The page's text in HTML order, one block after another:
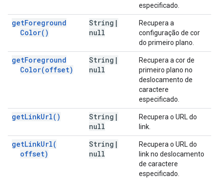
especificado.
getForeground
Color( )
String |
null
Recupera a
configuração de cor
do primeiro plano.
getForeground
Color(offset)
String |
null
Recupera a cor de
primeiro plano no
deslocamento de
caractere
especificado.
getLinkUrl( ) String |
null
Recupera o URL do
link.
getLinkUrl(
offset)
String |
null
Recupera o URL do
link no deslocamento
de caractere
especificado.